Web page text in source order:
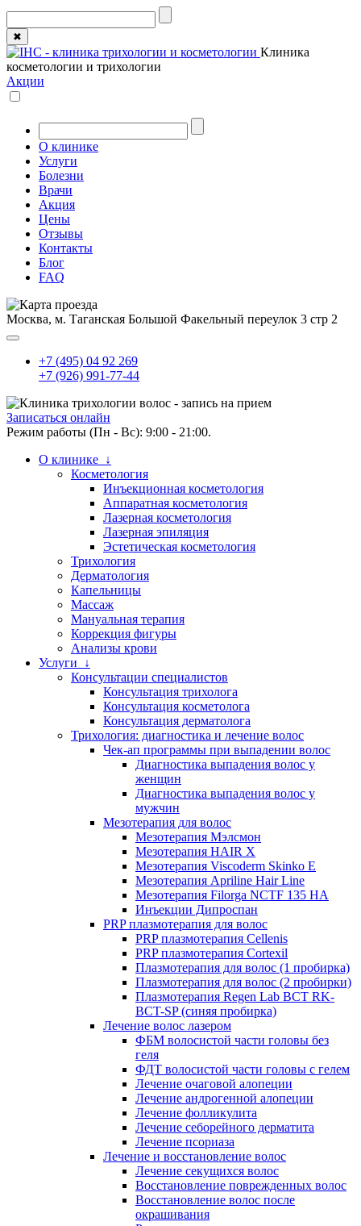
✖
Клиника
косметологии и трихологии
Акции
О клинике
Услуги
Болезни
Врачи
Акция
Цены
Отзывы
Контакты
Блог
FAQ
Москва, м. Таганская Большой Факельный переулок 3 стр 2
+7 (495) 04 92 269
+7 (926) 991-77-44
Записаться онлайн
Режим работы (Пн - Вс): 9:00 - 21:00.
О клинике ↓
Косметология
Инъекционная косметология
Аппаратная косметология
Лазерная косметология
Лазерная эпиляция
Эстетическая косметология
Трихология
Дерматология
Капельницы
Массаж
Мануальная терапия
Коррекция фигуры
Анализы крови
Услуги ↓
Консультации специалистов
Консультация трихолога
Консультация косметолога
Консультация дерматолога
Трихология: диагностика и лечение волос
Чек-ап программы при выпадении волос
Диагностика выпадения волос у
женщин
Диагностика выпадения волос у
мужчин
Мезотерапия для волос
Мезотерапия Мэлсмон
Мезотерапия HAIR X
Мезотерапия Viscoderm Skinko E
Мезотерапия Apriline Hair Line
Мезотерапия Filorga NCTF 135 HA
Инъекции Дипроспан
PRP плазмотерапия для волос
PRP плазмотерапия Cellenis
PRP плазмотерапия Cortexil
Плазмотерапия для волос (1 пробирка)
Плазмотерапия для волос (2 пробирки)
Плазмотерапия Regen Lab BCT RK-
BCT-SP (синяя пробирка)
Лечение волос лазером
ФБМ волосистой части головы без
геля
ФДТ волосистой части головы с гелем
Лечение очаговой алопеции
Лечение андрогенной алопеции
Лечение фолликулита
Лечение себорейного дерматита
Лечение псориаза
Лечение и восстановление волос
Лечение секущихся волос
Восстановление поврежденных волос
Восстановление волос после
окрашивания